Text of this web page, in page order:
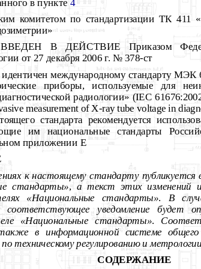
в пункте 4
комитетом по стандартизации ТК 411
В ДЕЙСТВИЕ Приказом
от 27 декабря 2006 г. № 378-ст
международному стандарту МЭК
приборы, используемые для
радиологии» (IEC
measurement of X-ray tube voltage in
стандарта рекомендуется
им национальные стандарты
приложении Е
к настоящему стандарту публикуется
стандарты»,а текст этих изменений и
«Национальные стандарты». В
соответствующее уведомление будет
«Национальные стандарты».
в информационной системе общего
по техническому регулированию и метрологии
СОДЕРЖАНИЕ